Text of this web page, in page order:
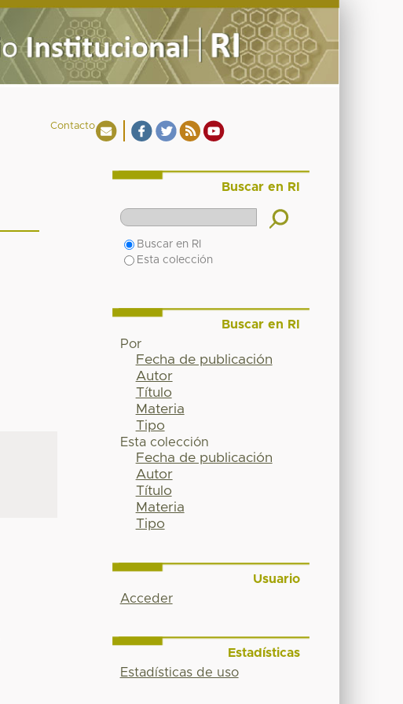
Contacto
Buscar en RI
Buscar en RI
Esta colección
Buscar en RI
Por
Fecha de publicación
Autor
Título
Materia
Tipo
Esta colección
Fecha de publicación
Autor
Título
Materia
Tipo
Usuario
Acceder
Estadísticas
Estadísticas de uso